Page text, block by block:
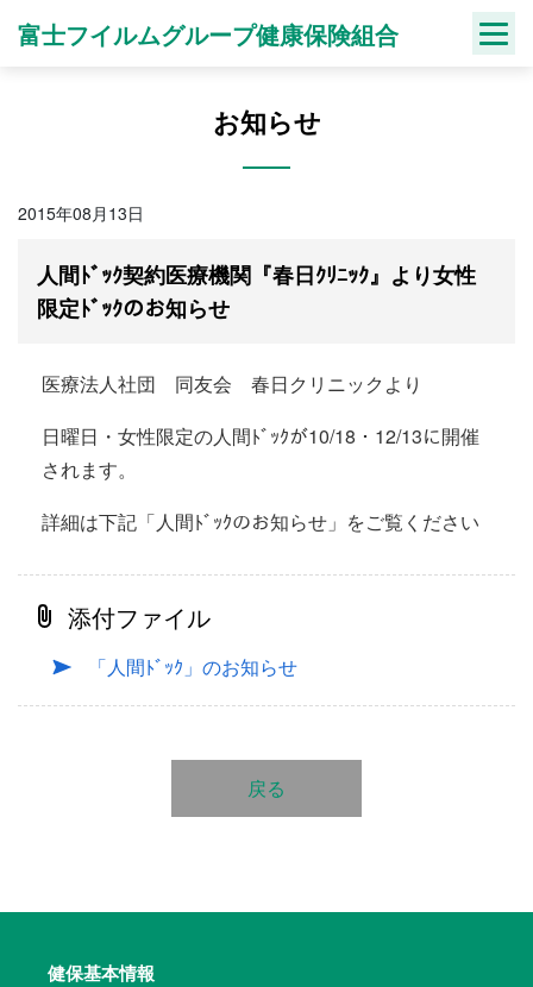
富士フイルムグループ健康保険組合
お知らせ
2015年08月13日
人間ﾄﾞｯｸ契約医療機関『春日ｸﾘﾆｯｸ』より女性
限定ﾄﾞｯｸのお知らせ
医療法人社団 同友会 春日クリニックより
日曜日・女性限定の人間ﾄﾞｯｸが10/18・12/13に開催
されます。
詳細は下記「人間ﾄﾞｯｸのお知らせ」をご覧ください
添付ファイル
「人間ﾄﾞｯｸ」のお知らせ
戻る
健保基本情報